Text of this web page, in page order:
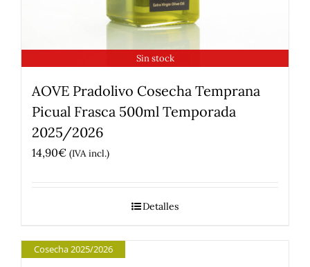
Sin stock
AOVE Pradolivo Cosecha Temprana
Picual Frasca 500ml Temporada
2025/2026
14,90€ (IVA incl.)
Detalles
Cosecha 2025/2026